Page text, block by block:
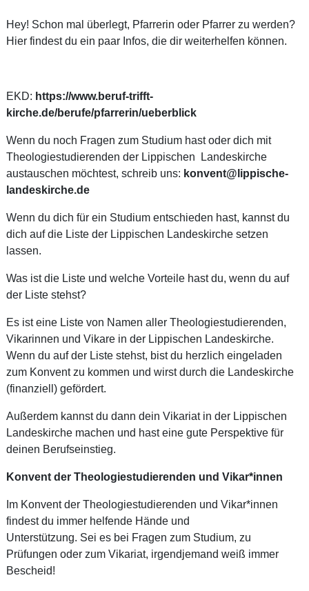
Hey! Schon mal überlegt, Pfarrerin oder Pfarrer zu werden?
Hier findest du ein paar Infos, die dir weiterhelfen können.
EKD: https://www.beruf-trifft-
kirche.de/berufe/pfarrerin/ueberblick
Wenn du noch Fragen zum Studium hast oder dich mit
Theologiestudierenden der Lippischen Landeskirche
austauschen möchtest, schreib uns: konvent@lippische-
landeskirche.de
Wenn du dich für ein Studium entschieden hast, kannst du
dich auf die Liste der Lippischen Landeskirche setzen
lassen.
Was ist die Liste und welche Vorteile hast du, wenn du auf
der Liste stehst?
Es ist eine Liste von Namen aller Theologiestudierenden,
Vikarinnen und Vikare in der Lippischen Landeskirche.
Wenn du auf der Liste stehst, bist du herzlich eingeladen
zum Konvent zu kommen und wirst durch die Landeskirche
(finanziell) gefördert.
Außerdem kannst du dann dein Vikariat in der Lippischen
Landeskirche machen und hast eine gute Perspektive für
deinen Berufseinstieg.
Konvent der Theologiestudierenden und Vikar*innen
Im Konvent der Theologiestudierenden und Vikar*innen
findest du immer helfende Hände und
Unterstützung. Sei es bei Fragen zum Studium, zu
Prüfungen oder zum Vikariat, irgendjemand weiß immer
Bescheid!